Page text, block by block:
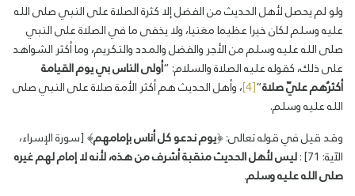
ولو لم يحصل لأهل الحديث من الفضل إلا كثرة الصلاة على النبي صلى الله
عليه وسلم لكان خيرا عظيما مغنيا، ولا يخفى ما في الصلاة على النبي
صلى الله عليه وسلم من الأجر والفضل والمدد والتكريم، وما أكثر الشواهد
على ذلك، كقوله عليه الصلاة والسلام: “أولىالناسبييومالقيامة
أكثرُهمعليّصلاة“
[4] ، وأهل الحديث هم أكثر الأمة صلاة على النبي صلى
الله عليه وسلم.
وقد قيل في قوله تعالى: ﴿يومندعوكلأناسبإمامهم﴾ [سورة الإسراء،
الآية: 71] :
ليسلأهلالحديثمنقبةأشرفمنهذه،لأنهلاإماملهمغيره
صلىاللهعليهوسلم.